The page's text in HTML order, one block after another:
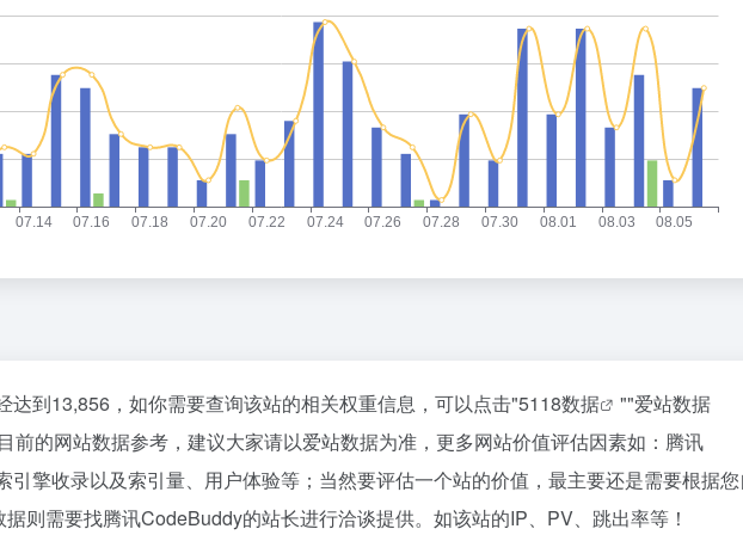
达到13,856，如你需要查询该站的相关权重信息，可以点击"5118数据 ""爱站数据
前的网站数据参考，建议大家请以爱站数据为准，更多网站价值评估因素如：腾讯
引擎收录以及索引量、用户体验等；当然要评估一个站的价值，最主要还是需要根据
则需要找腾讯CodeBuddy的站长进行洽谈提供。如该站的IP、PV、跳出率等！